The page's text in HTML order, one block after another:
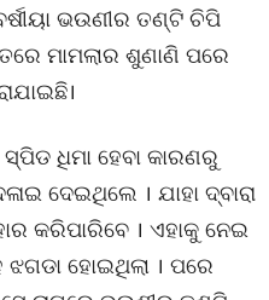
ଭଉଣୀର ତଣ୍ଟି ଚିପି
ମାମଲାର ଶୁଣାଣି ପରେ
ଧିମା ହେବା କାରଣରୁ
ଦେଇଥିଲେ । ଯାହା ଦ୍ବାରା
କରିପାରିବେ । ଏହାକୁ ନେଇ
ହୋଇଥିଲା । ପରେ